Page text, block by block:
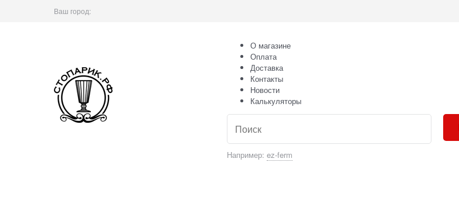
Ваш город:
О магазине
Оплата
Доставка
Контакты
Новости
Калькуляторы
Например: ez-ferm